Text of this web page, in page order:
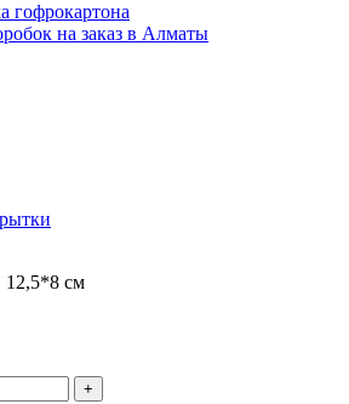
гофрокартона
на заказ в Алматы
12,5*8 см
+